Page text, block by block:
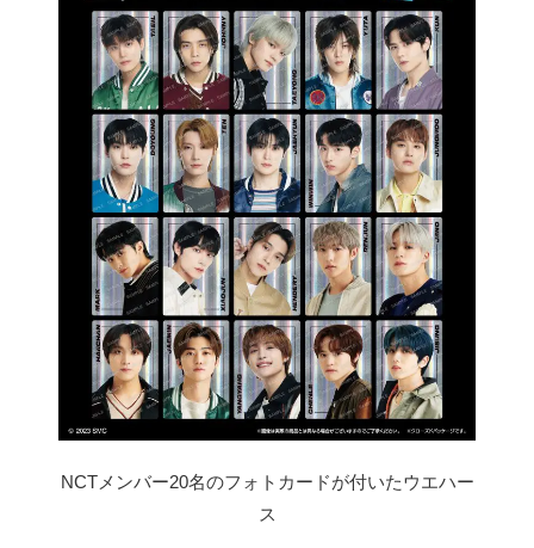
NCTメンバー20名のフォトカードが付いたウエハー
ス